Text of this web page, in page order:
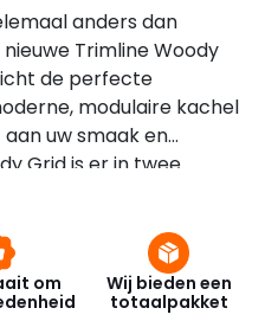
anders dan
Trimline Woody
de perfecte
modulaire kachel
uw smaak en
Grid is er in twee
vierkante blokken
de kachel). Voor deze
blokken verkrijgbaar om
te geven. Vierkante
om
Wij bieden een
totaalpakket